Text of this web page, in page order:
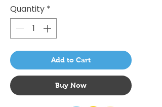
Quantity *
Add to Cart
Buy Now